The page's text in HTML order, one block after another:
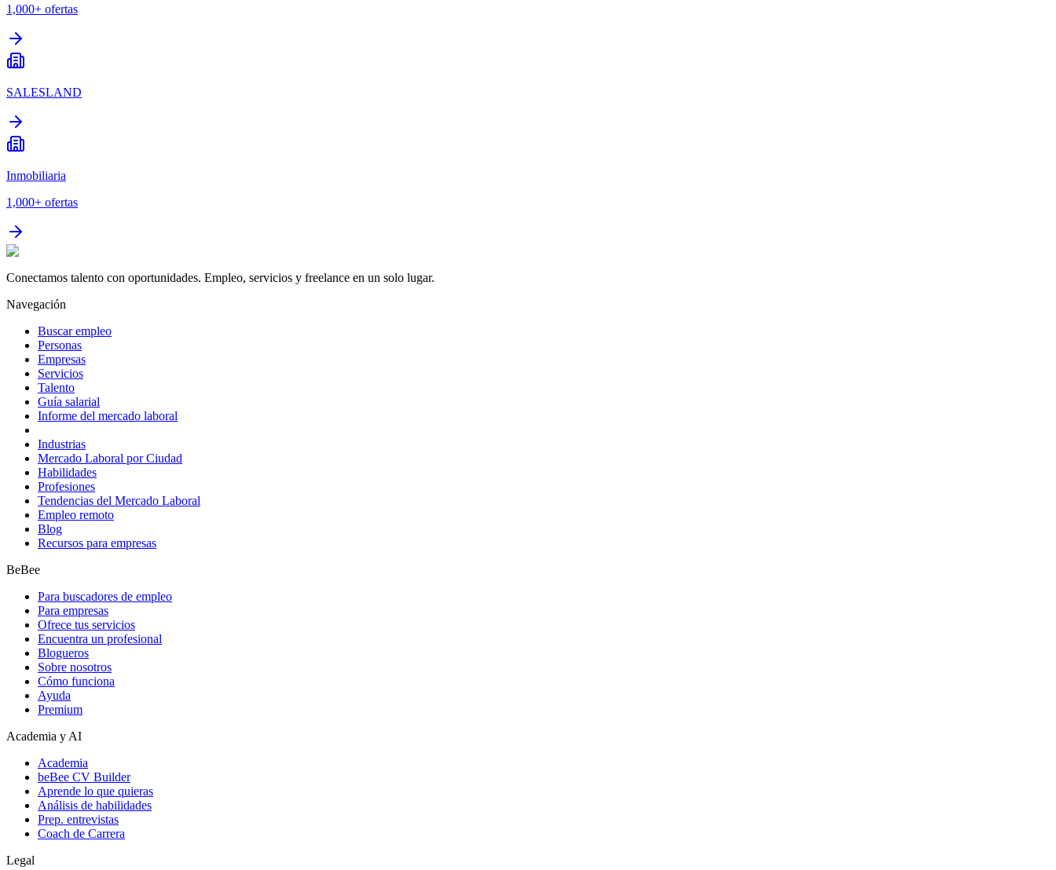
1,000+ ofertas
SALESLAND
Inmobiliaria
1,000+ ofertas
Conectamos talento con oportunidades. Empleo, servicios y freelance en un solo lugar.
Navegación
Buscar empleo
Personas
Empresas
Servicios
Talento
Guía salarial
Informe del mercado laboral
Industrias
Mercado Laboral por Ciudad
Habilidades
Profesiones
Tendencias del Mercado Laboral
Empleo remoto
Blog
Recursos para empresas
BeBee
Para buscadores de empleo
Para empresas
Ofrece tus servicios
Encuentra un profesional
Blogueros
Sobre nosotros
Cómo funciona
Ayuda
Premium
Academia y AI
Academia
beBee CV Builder
Aprende lo que quieras
Análisis de habilidades
Prep. entrevistas
Coach de Carrera
Legal